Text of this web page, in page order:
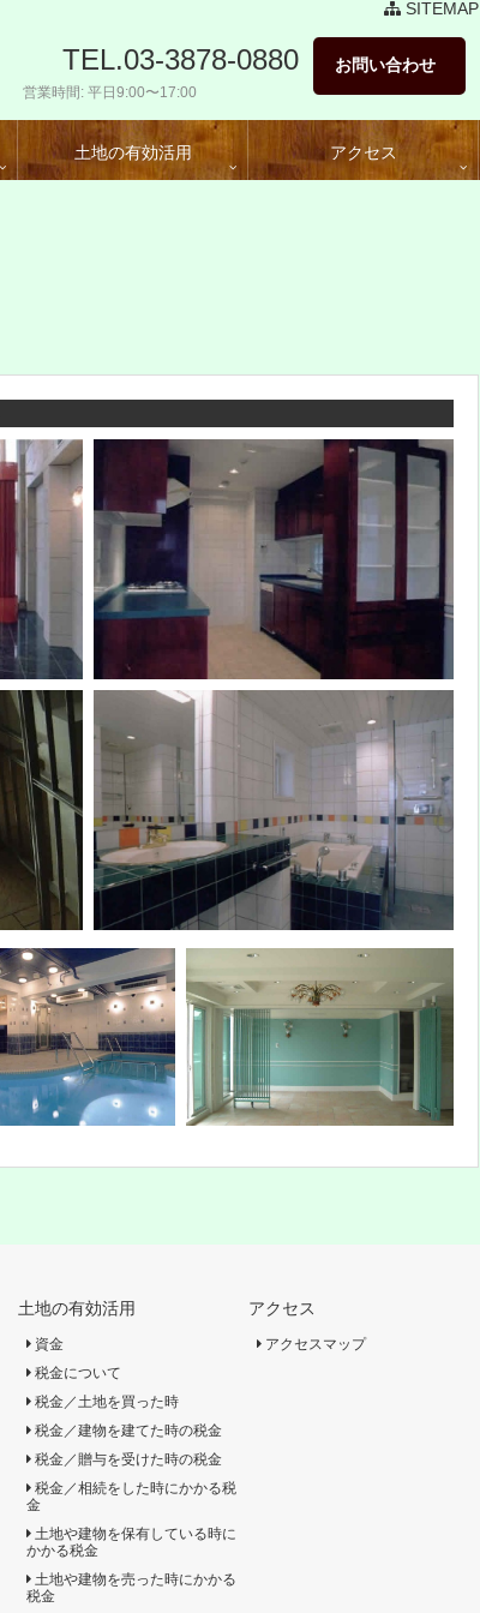
SITEMAP
TEL.03-3878-0880 お問い合わせ
営業時間: 平日9:00〜17:00
土地の有効活用 アクセス
土地の有効活用
資金
税金について
税金／土地を買った時
税金／建物を建てた時の税金
税金／贈与を受けた時の税金
税金／相続をした時にかかる税
金
土地や建物を保有している時に
かかる税金
土地や建物を売った時にかかる
税金
アクセス
アクセスマップ